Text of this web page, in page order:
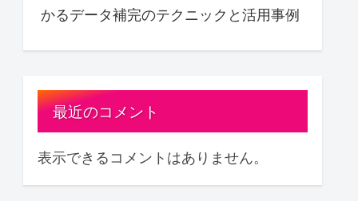
かるデータ補完のテクニックと活用事例
最近のコメント
表示できるコメントはありません。